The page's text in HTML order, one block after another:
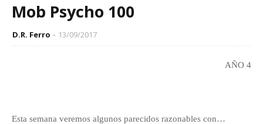
Mob Psycho 100
D.R. Ferro 13/09/2017
AÑO 4
Esta semana veremos algunos parecidos razonables con…